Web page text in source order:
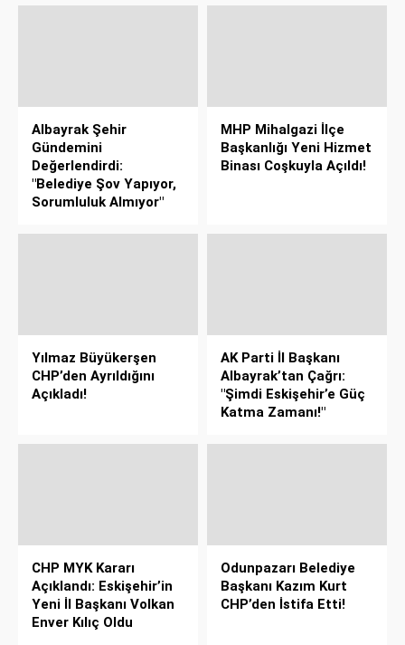
Albayrak Şehir
Gündemini
Değerlendirdi:
"Belediye Şov Yapıyor,
Sorumluluk Almıyor"
MHP Mihalgazi İlçe
Başkanlığı Yeni Hizmet
Binası Coşkuyla Açıldı!
Yılmaz Büyükerşen
CHP’den Ayrıldığını
Açıkladı!
AK Parti İl Başkanı
Albayrak’tan Çağrı:
"Şimdi Eskişehir’e Güç
Katma Zamanı!"
CHP MYK Kararı
Açıklandı: Eskişehir’in
Yeni İl Başkanı Volkan
Enver Kılıç Oldu
Odunpazarı Belediye
Başkanı Kazım Kurt
CHP’den İstifa Etti!